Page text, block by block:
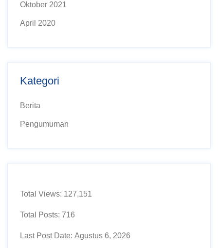
Oktober 2021
April 2020
Kategori
Berita
Pengumuman
Total Views: 127,151
Total Posts: 716
Last Post Date: Agustus 6, 2026